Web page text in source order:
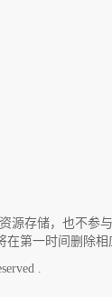
源存储，也不参
在第一时间删除相
.